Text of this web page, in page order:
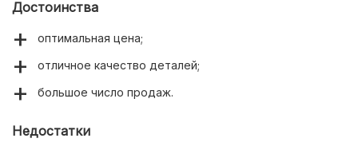
Достоинства
оптимальная цена;
отличное качество деталей;
большое число продаж.
Недостатки